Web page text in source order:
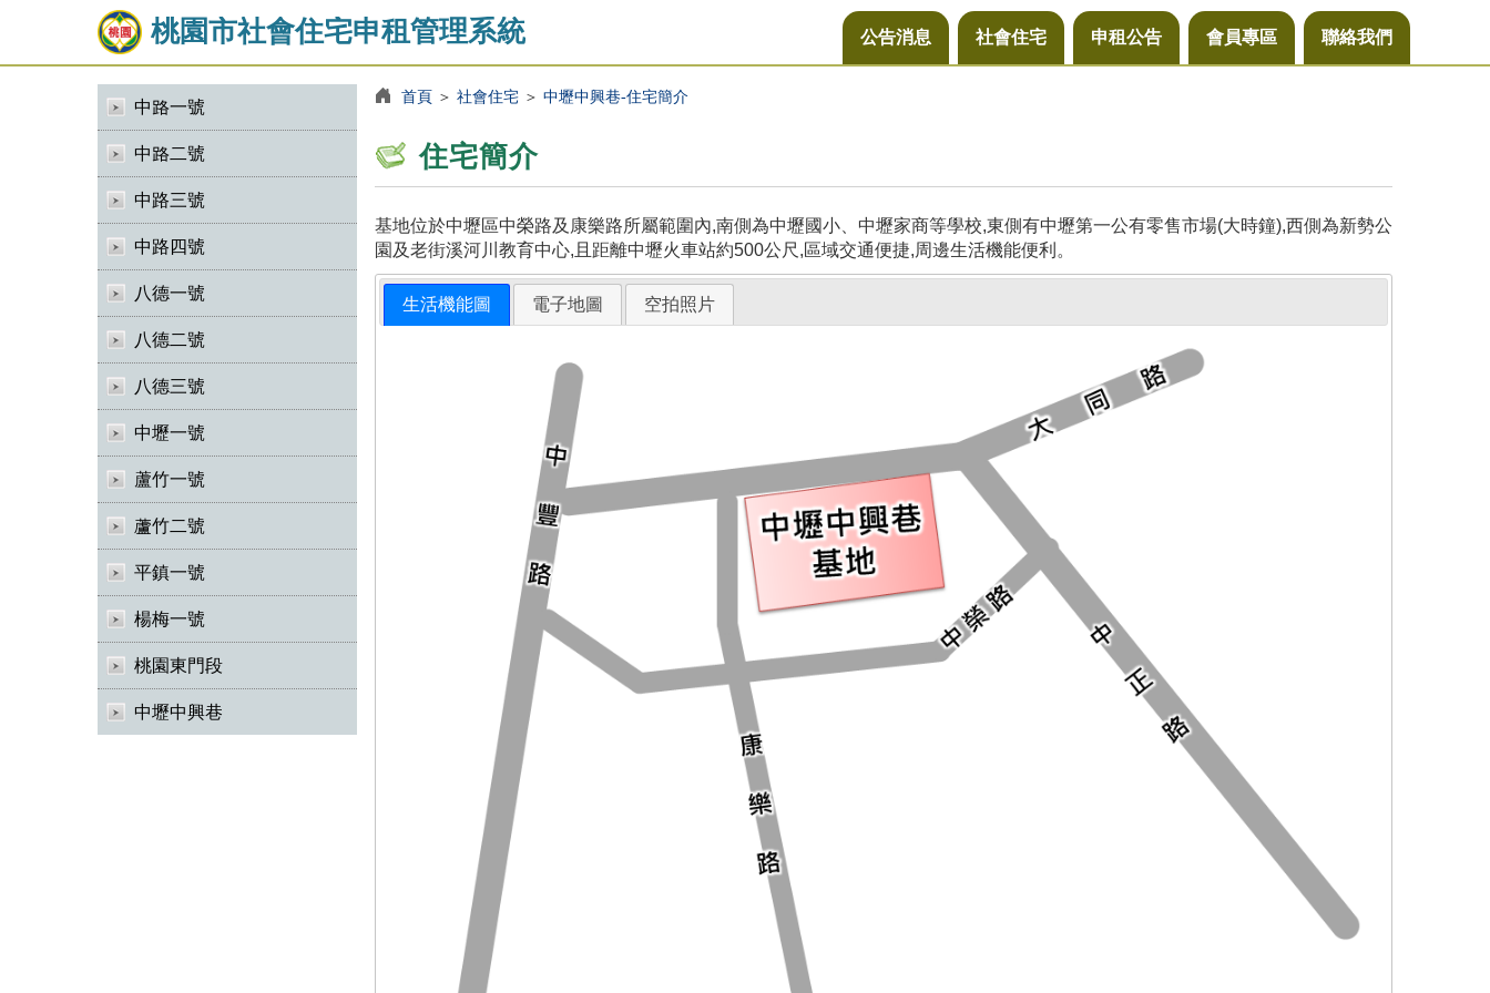
桃園市社會住宅申租管理系統 公告消息 社會住宅 申租公告 會員專區 聯絡我們
中路一號
中路二號
中路三號
中路四號
八德一號
八德二號
八德三號
中壢一號
蘆竹一號
蘆竹二號
平鎮一號
楊梅一號
桃園東門段
中壢中興巷
首頁＞ 社會住宅＞ 中壢中興巷-住宅簡介
住宅簡介
基地位於中壢區中榮路及康樂路所屬範圍內,南側為中壢國小、中壢家商等學校,東側有中壢第一公有零售市場(大時鐘),西側為新勢公
園及老街溪河川教育中心,且距離中壢火車站約500公尺,區域交通便捷,周邊生活機能便利。
生活機能圖 電子地圖 空拍照片